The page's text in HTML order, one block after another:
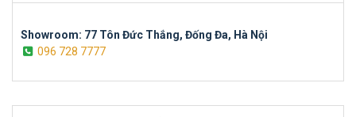
Showroom: 77 Tôn Đức Thắng, Đống Đa, Hà Nội
096 728 7777